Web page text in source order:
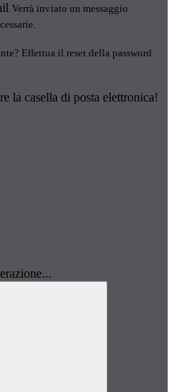
Verrà inviato un messaggio
Effettua il reset della password
la casella di posta elettronica!